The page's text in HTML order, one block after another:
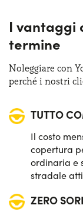
I vantaggi
termine
Noleggiare con
perché i nostri
TUTTO
Il costo
copertura
ordinaria e
stradale
ZERO